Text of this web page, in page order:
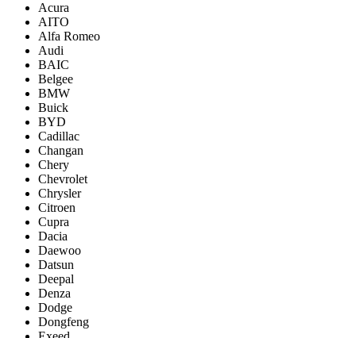
Acura
AITO
Alfa Romeo
Audi
BAIC
Belgee
BMW
Buick
BYD
Cadillac
Changan
Chery
Chevrolet
Chrysler
Citroen
Cupra
Dacia
Daewoo
Datsun
Deepal
Denza
Dodge
Dongfeng